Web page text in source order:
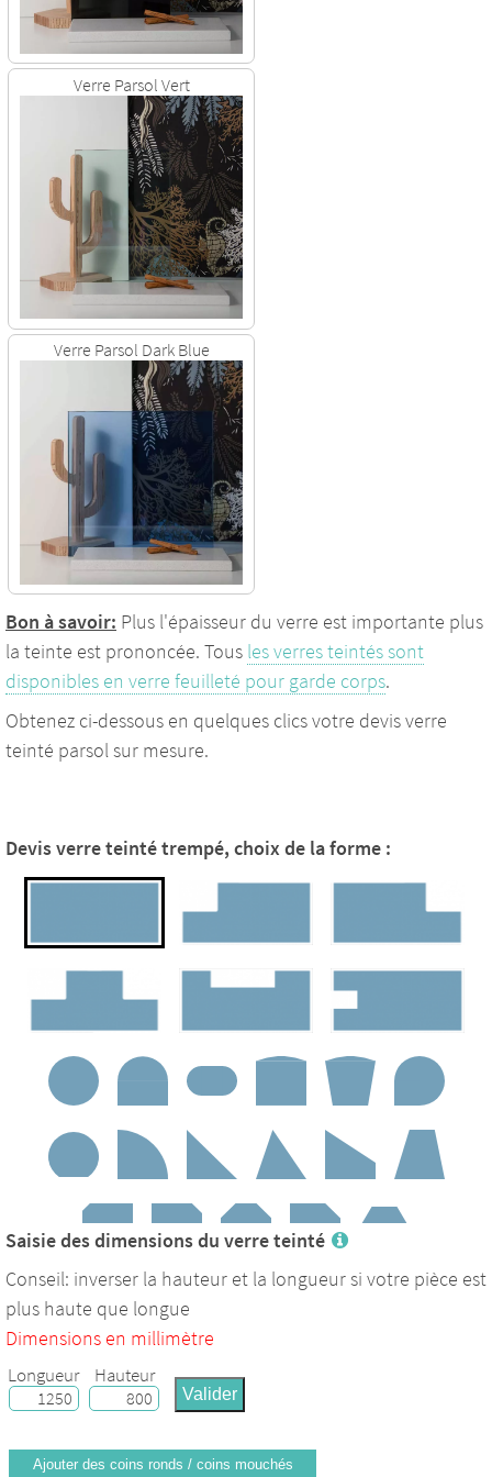
Verre Parsol Vert
Verre Parsol Dark Blue
Bon à savoir: Plus l'épaisseur du verre est importante plus
la teinte est prononcée. Tous les verres teintés sont
disponibles en verre feuilleté pour garde corps.
Obtenez ci-dessous en quelques clics votre devis verre
teinté parsol sur mesure.
Devis verre teinté trempé, choix de la forme :
+ de formes
Saisie des dimensions du verre teinté
Conseil: inverser la hauteur et la longueur si votre pièce est
plus haute que longue
Dimensions en millimètre
Longueur Hauteur
Valider
Ajouter des coins ronds / coins mouchés